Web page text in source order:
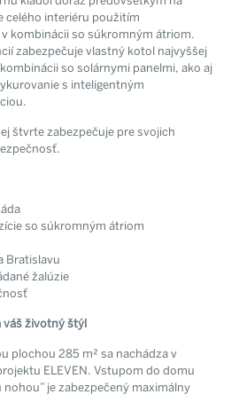
celého interiéru použitím
kombinácii so súkromným átriom.
zabezpečuje vlastný kotol najvyššej
so solárnymi panelmi, ako aj
s inteligentným
štvrte zabezpečuje pre svojich
so súkromným átriom
Bratislavu
žalúzie
váš životný štýl
plochou 285 m² sa nachádza v
ELEVEN. Vstupom do domu
nohou” je zabezpečený maximálny